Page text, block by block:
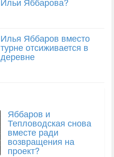
Илья Яббаров вместо
турне отсиживается в
деревне
Яббаров и
Тепловодская снова
вместе ради
возвращения на
проект?